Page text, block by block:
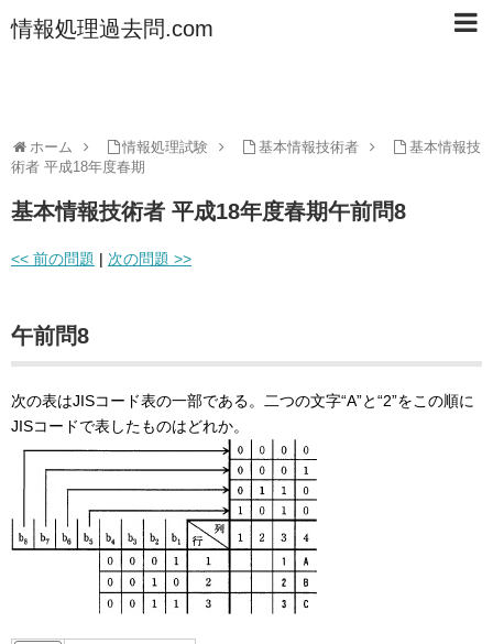
情報処理過去問.com
ホーム 情報処理試験 基本情報技術者
基本情報技
術者 平成18年度春期
基本情報技術者 平成18年度春期午前問8
<< 前の問題 | 次の問題 >>
午前問8
次の表はJISコード表の一部である。二つの文字“A”と“2”をこの順に
JISコードで表したものはどれか。